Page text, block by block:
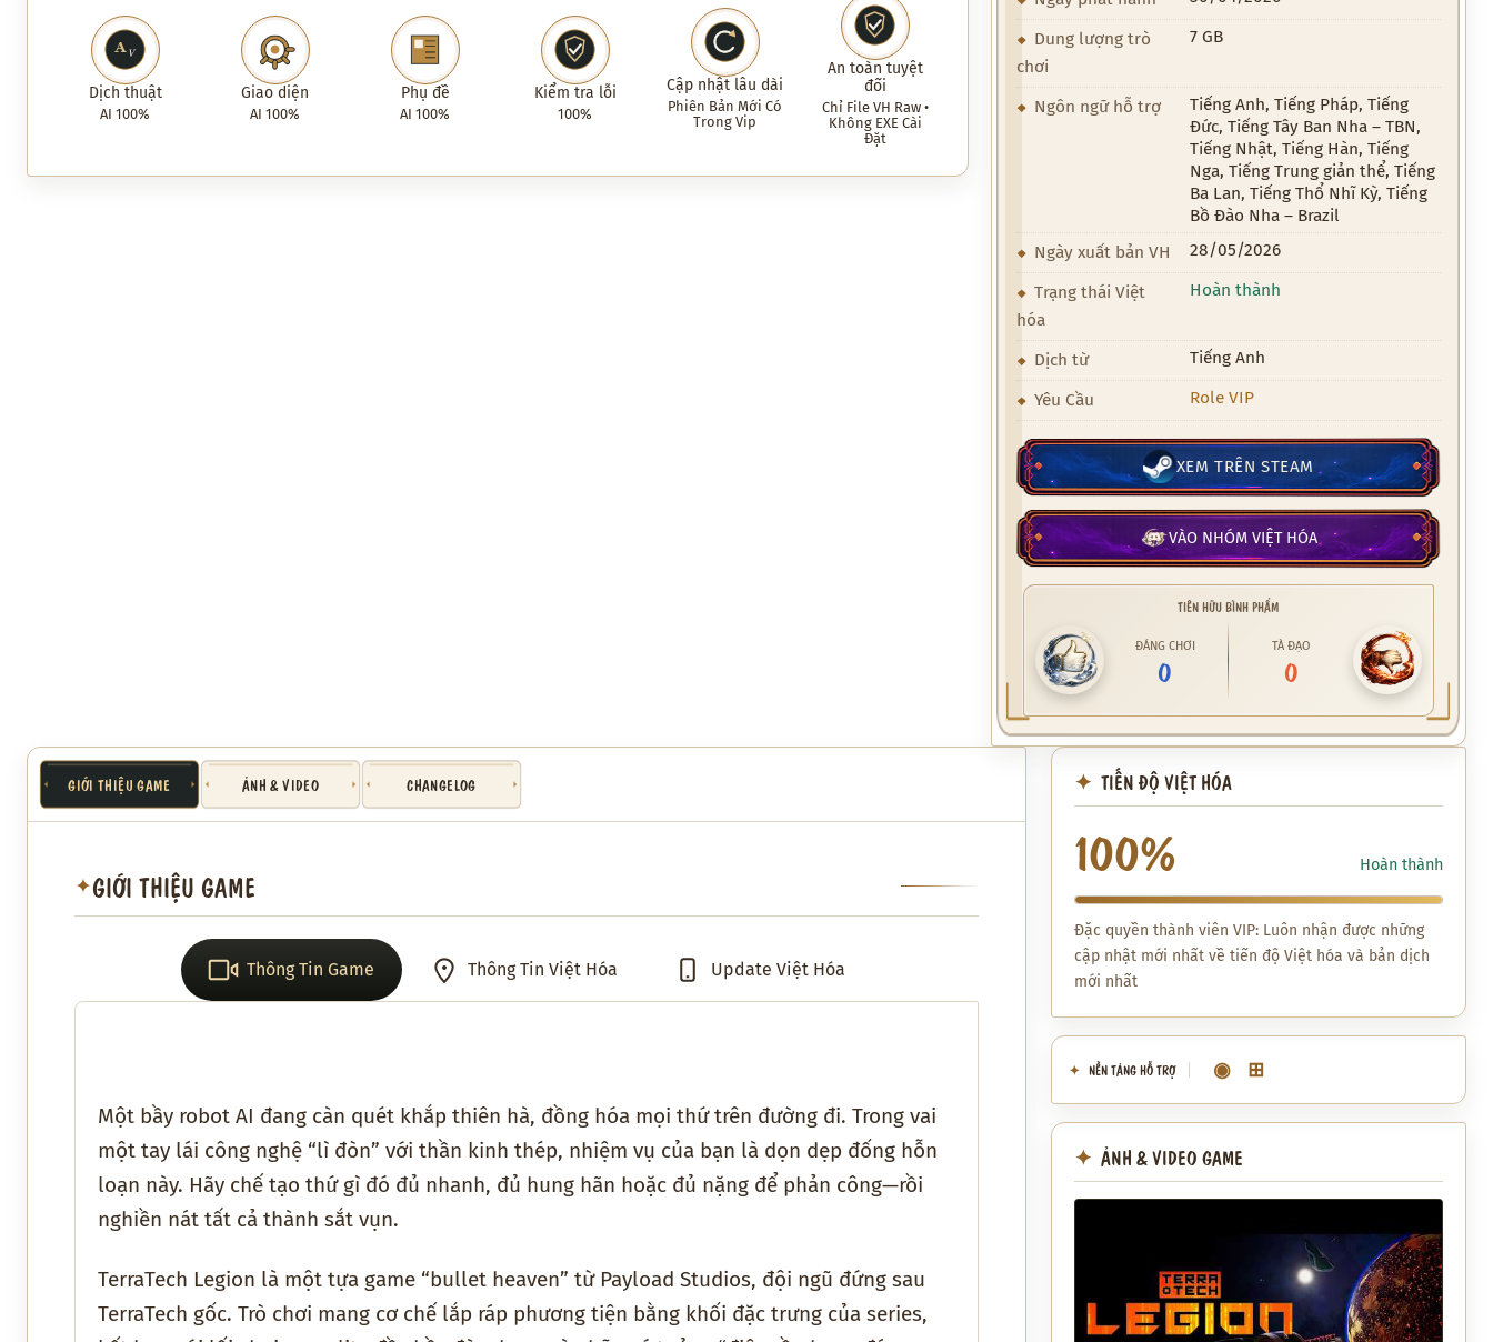
Phát video
Dịch thuật
AI 100%
Giao diện
AI 100%
Phụ đề
AI 100%
Kiểm tra lỗi
100%
Cập nhật lâu dài
Phiên Bản Mới Có
Trong Vip
An toàn tuyệt
đối
Chỉ File VH Raw •
Không EXE Cài
Đặt
Dung lượng trò
chơi
7 GB
Ngôn ngữ hỗ trợ
Tiếng Anh, Tiếng Pháp, Tiếng
Đức, Tiếng Tây Ban Nha – TBN,
Tiếng Nhật, Tiếng Hàn, Tiếng
Nga, Tiếng Trung giản thể, Tiếng
Ba Lan, Tiếng Thổ Nhĩ Kỳ, Tiếng
Bồ Đào Nha – Brazil
Ngày xuất bản VH
28/05/2026
Trạng thái Việt
hóa
Hoàn thành
Dịch từ Tiếng Anh
Yêu Cầu Role VIP
XEM TRÊN STEAM
VÀO NHÓM VIỆT HÓA
TIÊN HỮU BÌNH PHẨM
ĐÁNG CHƠI
0
TÀ ĐẠO
0
GIỚI THIỆU GAME ẢNH & VIDEO CHANGELOG
✦GIỚI THIỆU GAME
Thông Tin Game Thông Tin Việt Hóa Update Việt Hóa
Một bầy robot AI đang càn quét khắp thiên hà, đồng hóa mọi thứ trên đường đi. Trong vai
một tay lái công nghệ “lì đòn” với thần kinh thép, nhiệm vụ của bạn là dọn dẹp đống hỗn
loạn này. Hãy chế tạo thứ gì đó đủ nhanh, đủ hung hãn hoặc đủ nặng để phản công—rồi
nghiền nát tất cả thành sắt vụn.
TerraTech Legion là một tựa game “bullet heaven” từ Payload Studios, đội ngũ đứng sau
TerraTech gốc. Trò chơi mang cơ chế lắp ráp phương tiện bằng khối đặc trưng của series,
TIẾN ĐỘ VIỆT HÓA
100% Hoàn thành
Đặc quyền thành viên VIP: Luôn nhận được những
cập nhật mới nhất về tiến độ Việt hóa và bản dịch
mới nhất
NỀN TẢNG HỖ TRỢ ◉ ⊞
ẢNH & VIDEO GAME